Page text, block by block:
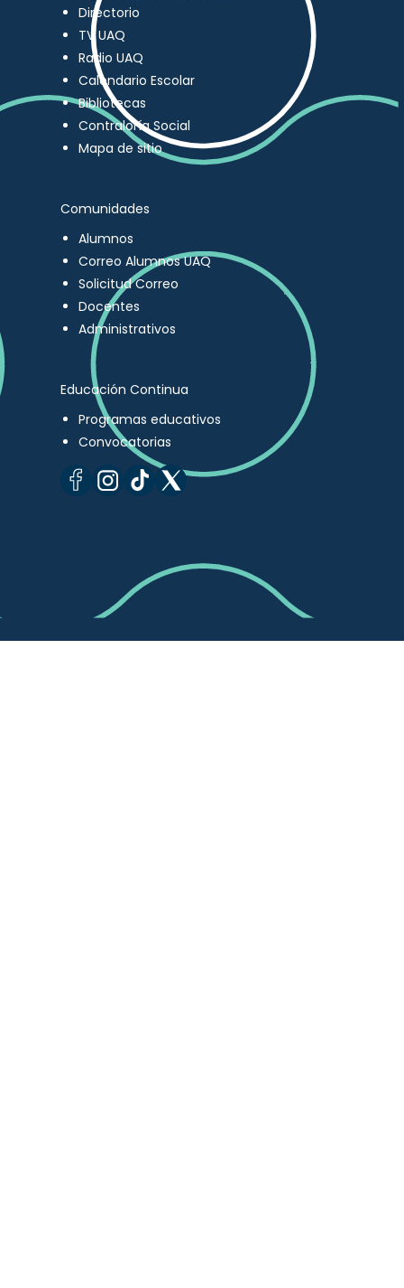
Directorio
TV UAQ
Radio UAQ
Calendario Escolar
Bibliotecas
Contraloría Social
Mapa de sitio
Comunidades
Alumnos
Correo Alumnos UAQ
Solicitud Correo
Docentes
Administrativos
Educación Continua
Programas educativos
Convocatorias